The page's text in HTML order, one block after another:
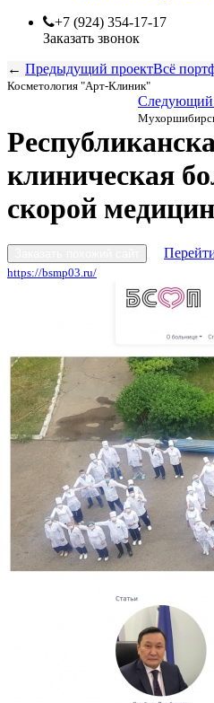
+7 (924) 354-17-17
Заказать звонок
← Предыдущий проект
Косметология "Арт-Клиник"
Всё
Следующий
клиническая
скорой
https://bsmp03.ru/